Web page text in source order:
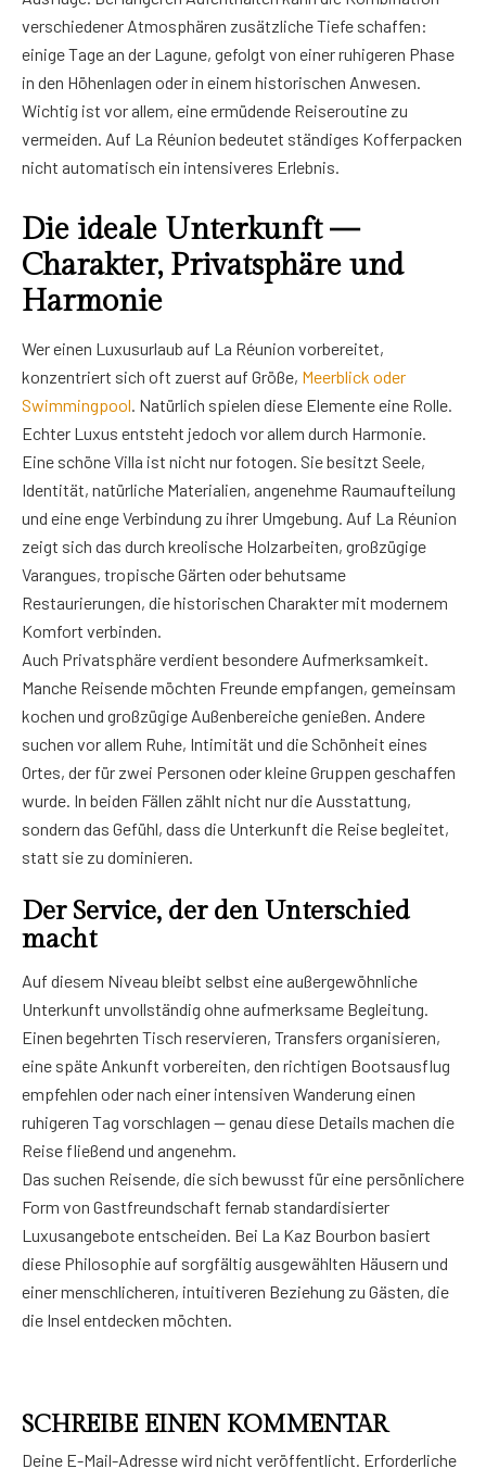
verschiedener Atmosphären zusätzliche Tiefe schaffen:
einige Tage an der Lagune, gefolgt von einer ruhigeren Phase
in den Höhenlagen oder in einem historischen Anwesen.
Wichtig ist vor allem, eine ermüdende Reiseroutine zu
vermeiden. Auf La Réunion bedeutet ständiges Kofferpacken
nicht automatisch ein intensiveres Erlebnis.
Die ideale Unterkunft —
Charakter, Privatsphäre und
Harmonie
Wer einen Luxusurlaub auf La Réunion vorbereitet,
konzentriert sich oft zuerst auf Größe, Meerblick oder
Swimmingpool . Natürlich spielen diese Elemente eine Rolle.
Echter Luxus entsteht jedoch vor allem durch Harmonie.
Eine schöne Villa ist nicht nur fotogen. Sie besitzt Seele,
Identität, natürliche Materialien, angenehme Raumaufteilung
und eine enge Verbindung zu ihrer Umgebung. Auf La Réunion
zeigt sich das durch kreolische Holzarbeiten, großzügige
Varangues, tropische Gärten oder behutsame
Restaurierungen, die historischen Charakter mit modernem
Komfort verbinden.
Auch Privatsphäre verdient besondere Aufmerksamkeit.
Manche Reisende möchten Freunde empfangen, gemeinsam
kochen und großzügige Außenbereiche genießen. Andere
suchen vor allem Ruhe, Intimität und die Schönheit eines
Ortes, der für zwei Personen oder kleine Gruppen geschaffen
wurde. In beiden Fällen zählt nicht nur die Ausstattung,
sondern das Gefühl, dass die Unterkunft die Reise begleitet,
statt sie zu dominieren.
Der Service, der den Unterschied
macht
Auf diesem Niveau bleibt selbst eine außergewöhnliche
Unterkunft unvollständig ohne aufmerksame Begleitung.
Einen begehrten Tisch reservieren, Transfers organisieren,
eine späte Ankunft vorbereiten, den richtigen Bootsausflug
empfehlen oder nach einer intensiven Wanderung einen
ruhigeren Tag vorschlagen — genau diese Details machen die
Reise fließend und angenehm.
Das suchen Reisende, die sich bewusst für eine persönlichere
Form von Gastfreundschaft fernab standardisierter
Luxusangebote entscheiden. Bei La Kaz Bourbon basiert
diese Philosophie auf sorgfältig ausgewählten Häusern und
einer menschlicheren, intuitiveren Beziehung zu Gästen, die
die Insel entdecken möchten.
SCHREIBE EINEN KOMMENTAR
Deine E-Mail-Adresse wird nicht veröffentlicht. Erforderliche